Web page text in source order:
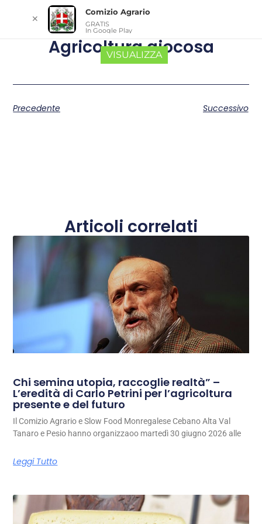
Agricoltura giocosa
Precedente Successivo
Articoli correlati
Chi semina utopia, raccoglie realtà” –
L’eredità di Carlo Petrini per l’agricoltura
presente e del futuro
Il Comizio Agrario e Slow Food Monregalese Cebano Alta Val
Tanaro e Pesio hanno organizzaoo martedì 30 giugno 2026 alle
Leggi Tutto
✕
Comizio Agrario
GRATIS
In Google Play
VISUALIZZA